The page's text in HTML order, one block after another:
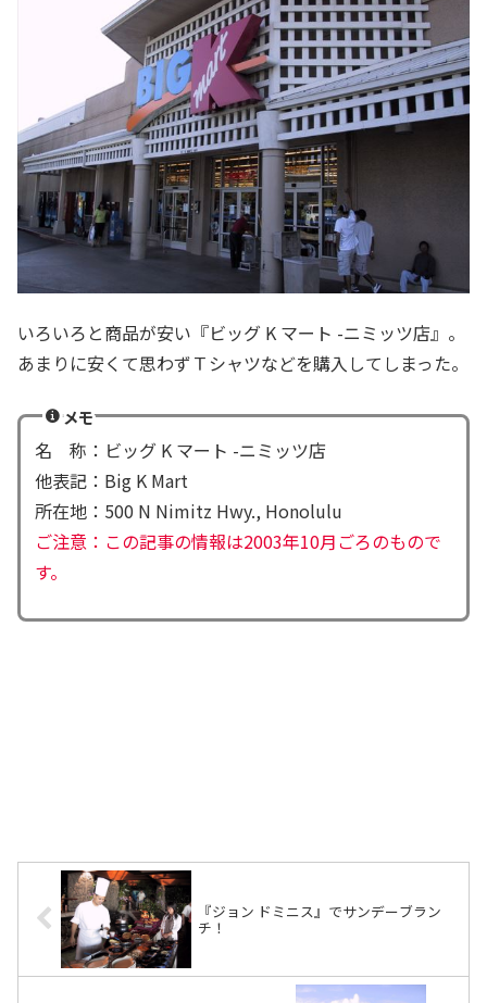
いろいろと商品が安い『ビッグ K マート -ニミッツ店』。
あまりに安くて思わずＴシャツなどを購入してしまった。
メモ
名 称：ビッグ K マート -ニミッツ店
他表記：Big K Mart
所在地：500 N Nimitz Hwy., Honolulu
ご注意：この記事の情報は2003年10月ごろのもので
す。
『ジョン ドミニス』でサンデーブラン
チ！